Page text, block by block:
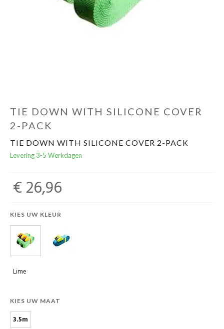
TIE DOWN WITH SILICONE COVER
2-PACK
TIE DOWN WITH SILICONE COVER 2-PACK
Levering 3-5 Werkdagen
€ 26,96
KIES UW KLEUR
Lime
KIES UW MAAT
3.5m